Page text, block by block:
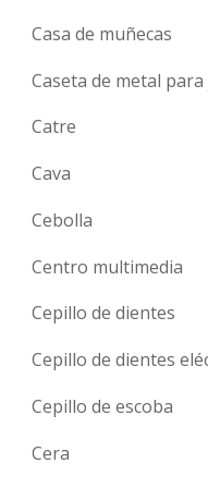
Casa de muñecas
Catre
Cava
Cebolla
Centro multimedia
Cepillo de dientes
Cepillo de escoba
Cera